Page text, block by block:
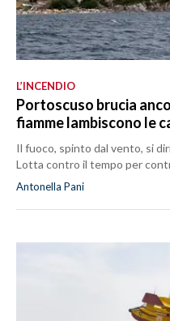
L’INCENDIO
Portoscuso brucia
fiamme lambiscono le
Il fuoco, spinto dal vento, si
Lotta contro il tempo per
Antonella Pani